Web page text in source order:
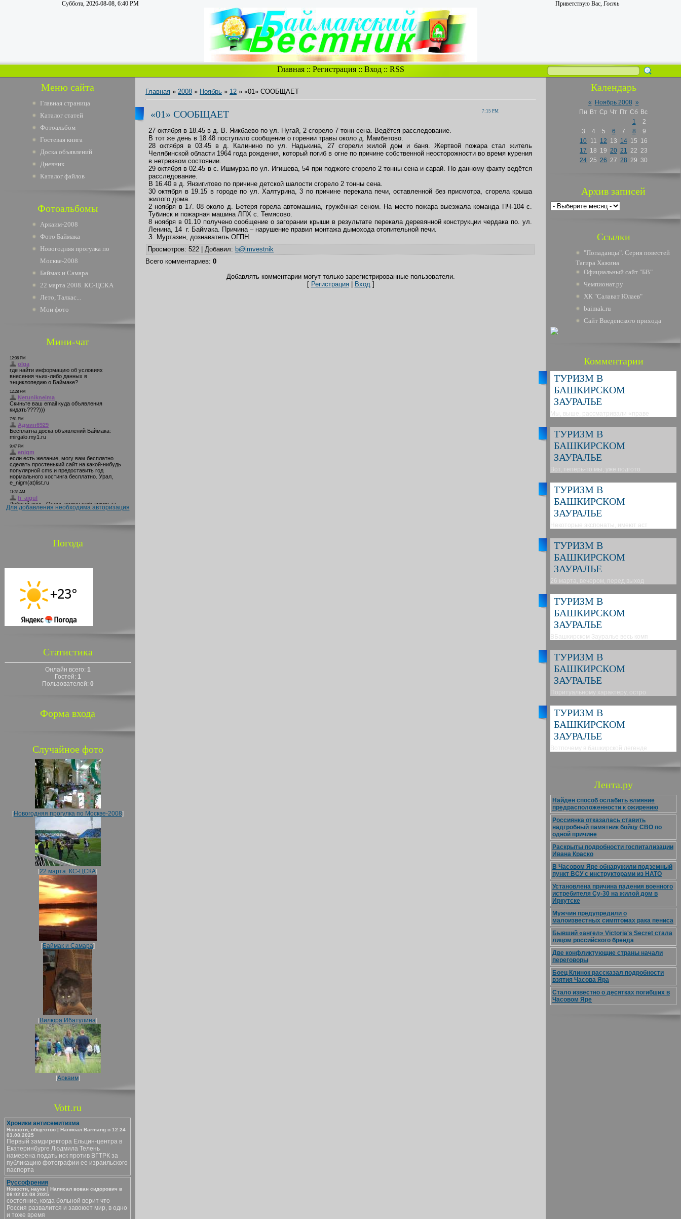
Суббота, 2026-08-08, 6:40 PM Приветствую Вас, Гость
Главная:: Регистрация:: Вход:: RSS
Меню сайта
Главная страница
Каталог статей
Фотоальбом
Гостевая книга
Доска объявлений
Дневник
Каталог файлов
Фотоальбомы
Аркаим-2008
Фото Баймака
Новогодняя прогулка по
Москве-2008
Баймак и Самара
22 марта 2008. КС-ЦСКА
Лето, Талкас...
Мои фото
Мини-чат
Для добавления необходима авторизация
Погода
Статистика
Онлайн всего: 1
Гостей: 1
Пользователей: 0
Форма входа
Случайное фото
[Новогодняя прогулка по Москве-2008]
[22 марта. КС-ЦСКА]
[Баймак и Самара]
[Вилюра Ибатулина]
[Аркаим]
Vott.ru
Хроники антисемитизма
Новости, общество | Написал Barmang в 12:24
03.08.2025
Первый замдиректора Ельцин-центра в
Екатеринбурге Людмила Телень
намерена подать иск против ВГТРК за
публикацию фотографии ее израильского
паспорта
Руссофрения
Новости, наука | Написал вован сидорович в
06:02 03.08.2025
состояние, когда больной верит что
Россия развалится и завоюет мир, в одно
и тоже время
Главная » 2008 » Ноябрь » 12 » «01» СООБЩАЕТ
7:15 PM
«01» СООБЩАЕТ
27 октября в 18.45 в д. В. Яикбаево по ул. Нугай, 2 сгорело 7 тонн сена. Ведётся расследование.
В тот же день в 18.48 поступило сообщение о горении травы около д. Мамбетово.
28 октября в 03.45 в д. Калинино по ул. Надькина, 27 сгорели жилой дом и баня. Жертвой пожара стал житель
Челябинской области 1964 года рождения, который погиб в огне по причине собственной неосторожности во время курения
в нетрезвом состоянии.
29 октября в 02.45 в с. Ишмурза по ул. Игишева, 54 при поджоге сгорело 2 тонны сена и сарай. По данному факту ведётся
расследование.
В 16.40 в д. Янзигитово по причине детской шалости сгорело 2 тонны сена.
30 октября в 19.15 в городе по ул. Халтурина, 3 по причине перекала печи, оставленной без присмотра, сгорела крыша
жилого дома.
2 ноября в 17. 08 около д. Бетеря горела автомашина, гружённая сеном. На место пожара выезжала команда ПЧ-104 с.
Тубинск и пожарная машина ЛПХ с. Темясово.
8 ноября в 01.10 получено сообщение о загорании крыши в результате перекала деревянной конструкции чердака по. ул.
Ленина, 14 г. Баймака. Причина – нарушение правил монтажа дымохода отопительной печи.
З. Муртазин, дознаватель ОГПН.
Просмотров: 522 | Добавил: b@imvestnik
Всего комментариев: 0
Добавлять комментарии могут только зарегистрированные пользователи.
[ Регистрация| Вход]
Календарь
« Ноябрь 2008 »
Пн Вт Ср Чт Пт Сб Вс
1
2
3
4 5 6 7 8
9
10 11 12 13 14 15 16
17 18 19 20 21 22 23
24 25 26 27 28 29 30
Архив записей
Ссылки
"Попаданцы". Серия повестей
Тагира Хажина
Официальный сайт "БВ"
Чемпионат.ру
ХК "Салават Юлаев"
baimak.ru
Сайт Введенского прихода
Комментарии
ТУРИЗМ В
БАШКИРСКОМ
ЗАУРАЛЬЕ
Мы, выше, рассматривали «праве
ТУРИЗМ В
БАШКИРСКОМ
ЗАУРАЛЬЕ
Вот, теперь-то мы, уже подгото
ТУРИЗМ В
БАШКИРСКОМ
ЗАУРАЛЬЕ
Некоторые экспонаты, имеют аст
ТУРИЗМ В
БАШКИРСКОМ
ЗАУРАЛЬЕ
26 марта, вечером, перед выход
ТУРИЗМ В
БАШКИРСКОМ
ЗАУРАЛЬЕ
ВБашкирском Зауралье весь комп
ТУРИЗМ В
БАШКИРСКОМ
ЗАУРАЛЬЕ
Поритуальному характеру, остро
ТУРИЗМ В
БАШКИРСКОМ
ЗАУРАЛЬЕ
Вотпочему в башкирской легенде
Лента.ру
Найден способ ослабить влияние
предрасположенности к ожирению
Россиянка отказалась ставить
надгробный памятник бойцу СВО по
одной причине
Раскрыты подробности госпитализации
Ивана Краско
В Часовом Яре обнаружили подземный
пункт ВСУ с инструкторами из НАТО
Установлена причина падения военного
истребителя Су-30 на жилой дом в
Иркутске
Мужчин предупредили о
малоизвестных симптомах рака пениса
Бывший «ангел» Victoria's Secret стала
лицом российского бренда
Две конфликтующие страны начали
переговоры
Боец Клинок рассказал подробности
взятия Часова Яра
Стало известно о десятках погибших в
Часовом Яре